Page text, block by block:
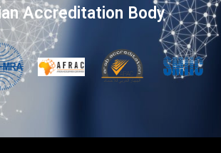
Accreditation Body